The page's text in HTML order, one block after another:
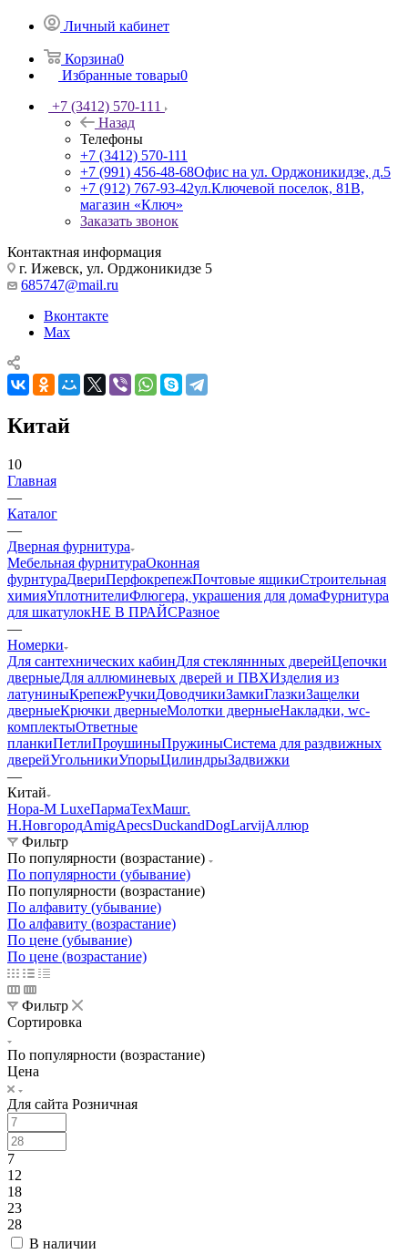
Личный кабинет
Корзина0
Избранные товары0
+7 (3412) 570-111
Назад
Телефоны
+7 (3412) 570-111
+7 (991) 456-48-68Офис на ул. Орджоникидзе, д.5
+7 (912) 767-93-42ул.Ключевой поселок, 81В,
магазин «Ключ»
Заказать звонок
Контактная информация
г. Ижевск, ул. Орджоникидзе 5
685747@mail.ru
Вконтакте
Max
Китай
10
Главная
—
Каталог
—
Дверная фурнитура
Мебельная фурнитураОконная
фурнтураДвериПерфокрепежПочтовые ящикиСтроительная
химияУплотнителиФлюгера, украшения для домаФурнитура
для шкатулокНЕ В ПРАЙСРазное
—
Номерки
Для сантехнических кабинДля стекляннных дверейЦепочки
дверныеДля аллюминевых дверей и ПВХИзделия из
латуниныКрепежРучкиДоводчикиЗамкиГлазкиЗащелки
дверныеКрючки дверныеМолотки дверныеНакладки, wc-
комплектыОтветные
планкиПетлиПроушиныПружиныСистема для раздвижных
дверейУгольникиУпорыЦилиндрыЗадвижки
—
Китай
Нора-М LuxeПармаТехМашг.
Н.НовгородAmigApecsDuckandDogLarvijАллюр
Фильтр
По популярности (возрастание)
По популярности (убывание)
По популярности (возрастание)
По алфавиту (убывание)
По алфавиту (возрастание)
По цене (убывание)
По цене (возрастание)
Фильтр
Сортировка
По популярности (возрастание)
Цена
Для сайта Розничная
7
12
18
23
28
В наличии